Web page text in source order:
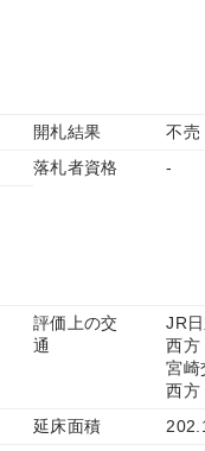
開札結果
不売
落札者資格
-
評価上の交
通
JR
西方
宮崎
西方
延床面積